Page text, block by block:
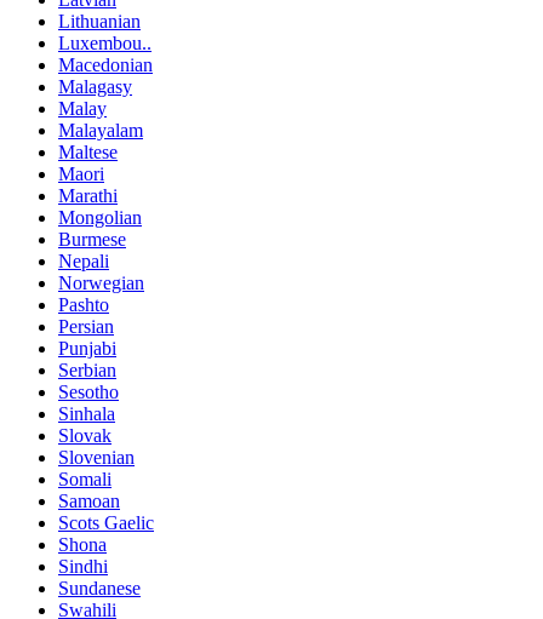
Lithuanian
Luxembou..
Macedonian
Malagasy
Malay
Malayalam
Maltese
Maori
Marathi
Mongolian
Burmese
Nepali
Norwegian
Pashto
Persian
Punjabi
Serbian
Sesotho
Sinhala
Slovak
Slovenian
Somali
Samoan
Scots Gaelic
Shona
Sindhi
Sundanese
Swahili